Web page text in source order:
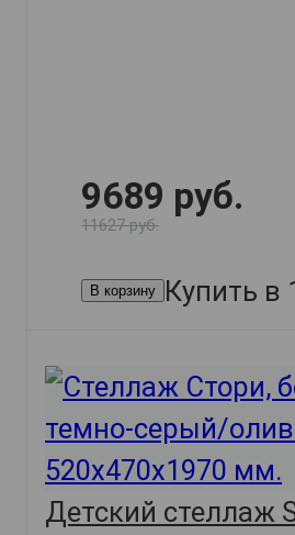
9689 руб.
11627 руб.
В корзину Купить в
Детский стеллаж